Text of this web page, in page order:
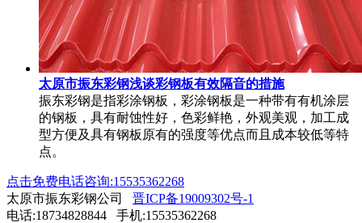
太原市振东彩钢浅谈彩钢板有效隔音的措施
振东彩钢是指彩涂钢板，彩涂钢板是一种带有有机涂层
的钢板，具有耐蚀性好，色彩鲜艳，外观美观，加工成
型方便及具有钢板原有的强度等优点而且成本较低等特
点。
点击免费电话咨询:15535362268
太原市振东彩钢公司 晋ICP备19009302号-1
电话:18734828844 手机:15535362268